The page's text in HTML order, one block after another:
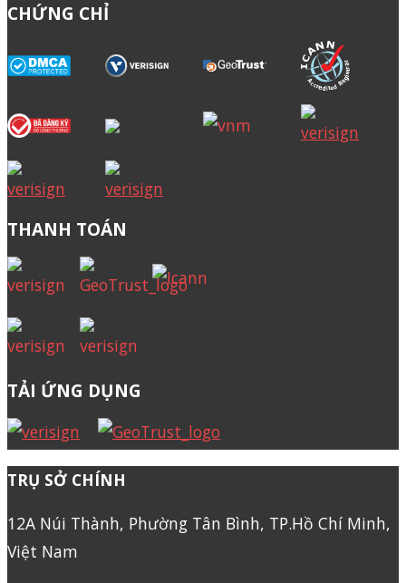
CHỨNG CHỈ
THANH TOÁN
TẢI ỨNG DỤNG
TRỤ SỞ CHÍNH
12A Núi Thành, Phường Tân Bình, TP.Hồ Chí Minh,
Việt Nam